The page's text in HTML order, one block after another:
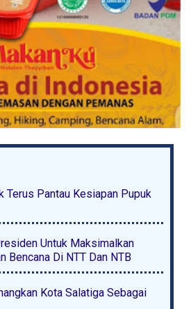
Terus Pantau Kesiapan Pupuk
Untuk Maksimalkan
Bencana Di NTT Dan NTB
Kota Salatiga Sebagai